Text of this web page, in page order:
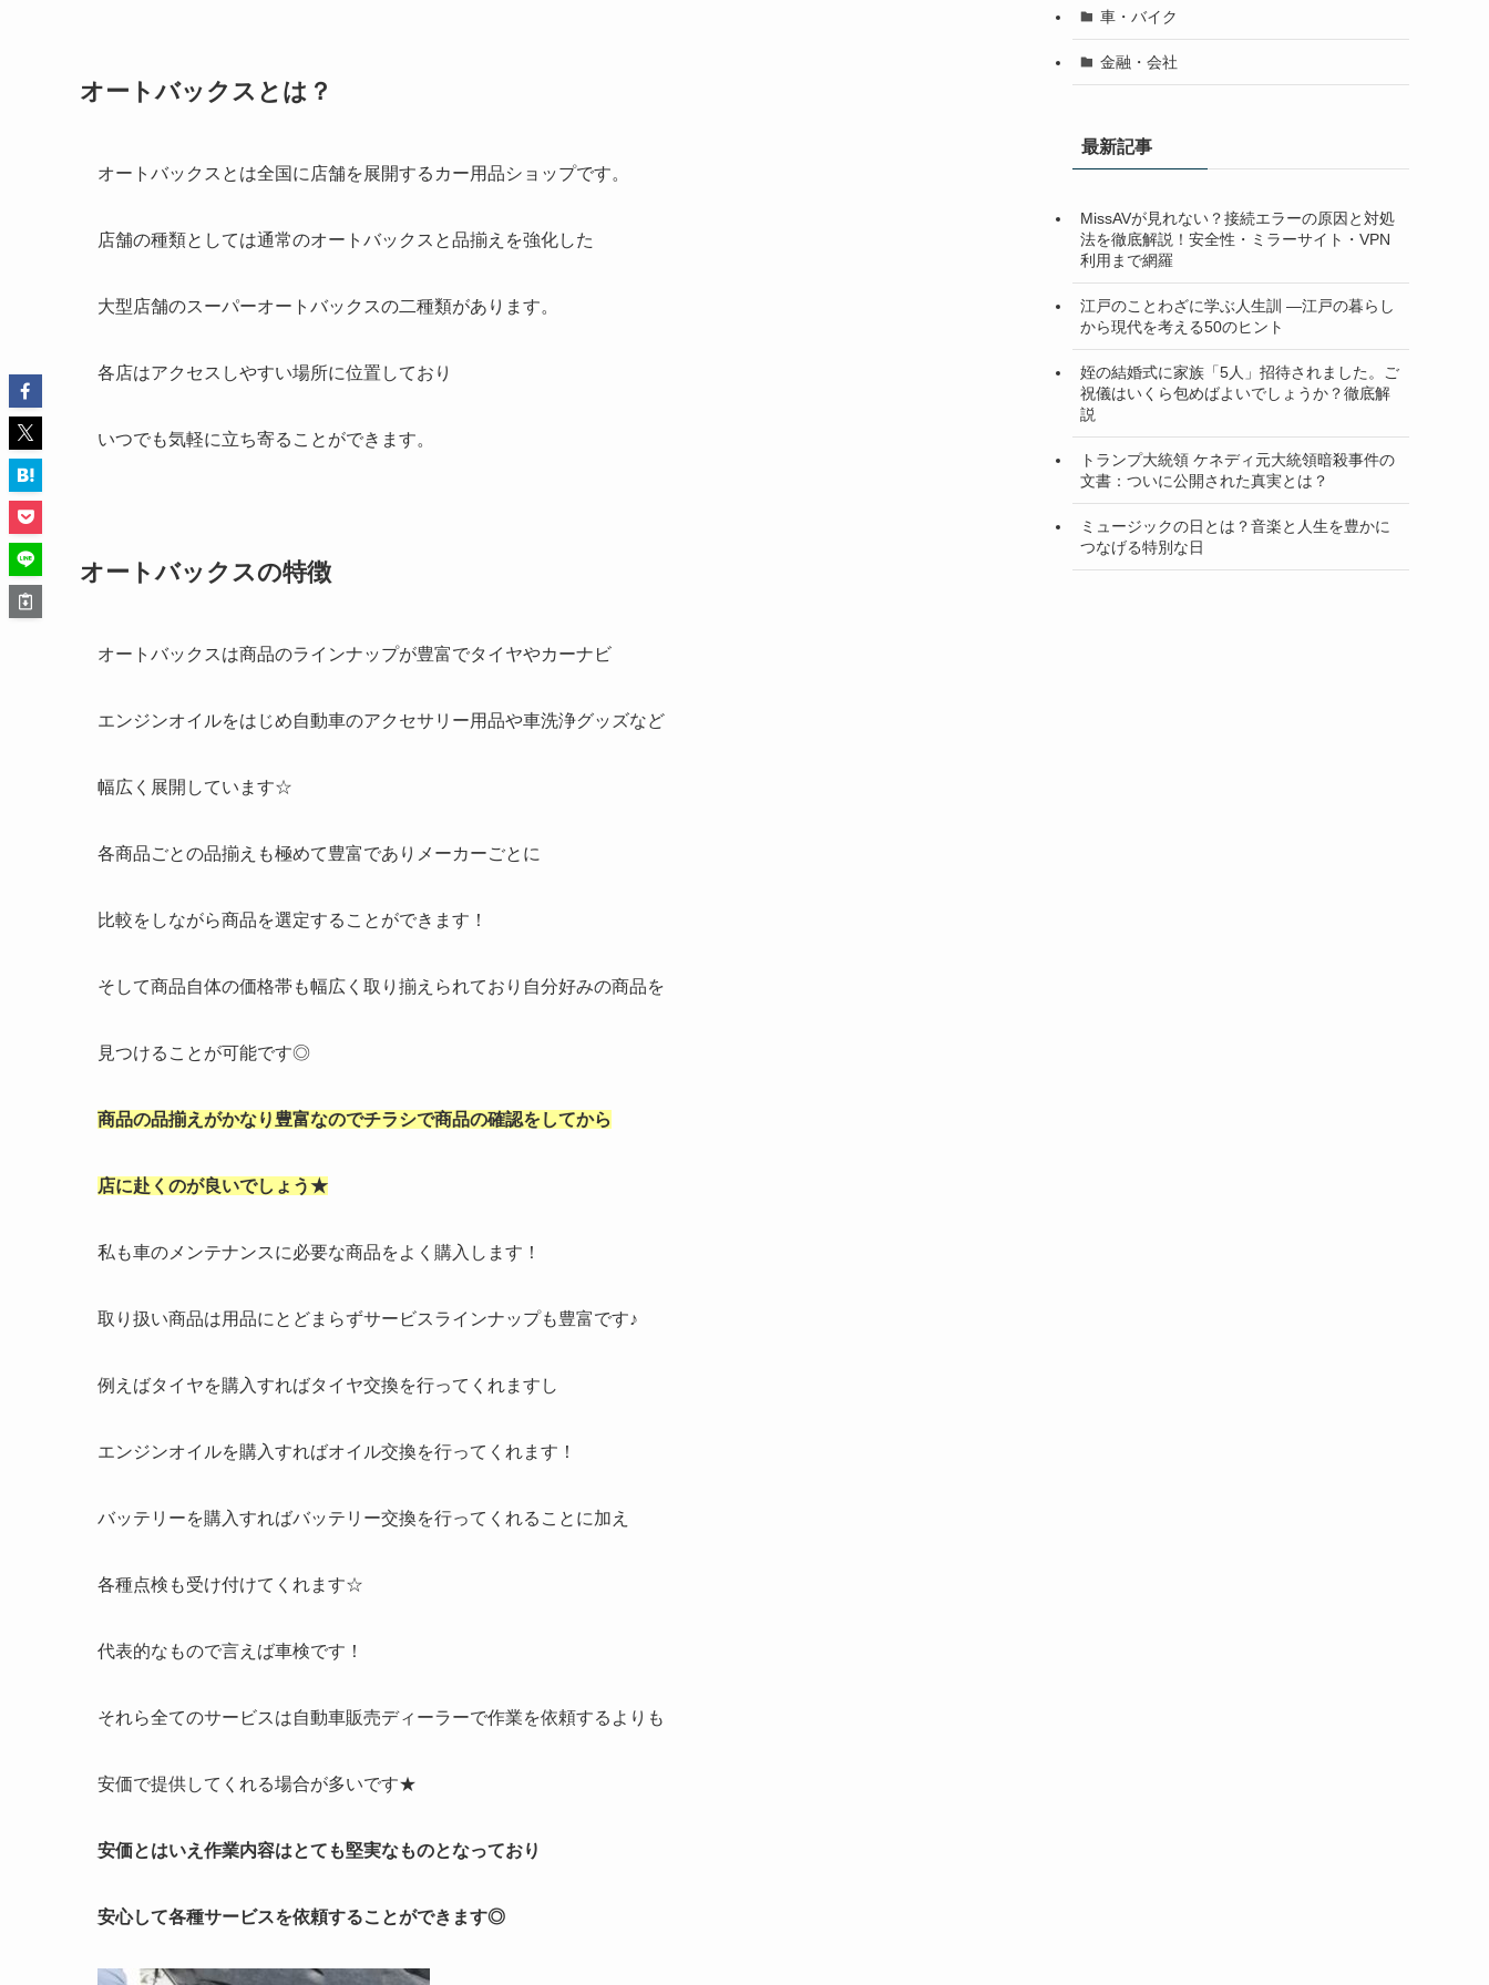
オートバックスとは？
オートバックスとは全国に店舗を展開するカー用品ショップです。
店舗の種類としては通常のオートバックスと品揃えを強化した
大型店舗のスーパーオートバックスの二種類があります。
各店はアクセスしやすい場所に位置しており
いつでも気軽に立ち寄ることができます。
オートバックスの特徴
オートバックスは商品のラインナップが豊富でタイヤやカーナビ
エンジンオイルをはじめ自動車のアクセサリー用品や車洗浄グッズなど
幅広く展開しています☆
各商品ごとの品揃えも極めて豊富でありメーカーごとに
比較をしながら商品を選定することができます！
そして商品自体の価格帯も幅広く取り揃えられており自分好みの商品を
見つけることが可能です◎
商品の品揃えがかなり豊富なのでチラシで商品の確認をしてから
店に赴くのが良いでしょう★
私も車のメンテナンスに必要な商品をよく購入します！
取り扱い商品は用品にとどまらずサービスラインナップも豊富です♪
例えばタイヤを購入すればタイヤ交換を行ってくれますし
エンジンオイルを購入すればオイル交換を行ってくれます！
バッテリーを購入すればバッテリー交換を行ってくれることに加え
各種点検も受け付けてくれます☆
代表的なもので言えば車検です！
それら全てのサービスは自動車販売ディーラーで作業を依頼するよりも
安価で提供してくれる場合が多いです★
安価とはいえ作業内容はとても堅実なものとなっており
安心して各種サービスを依頼することができます◎
車・バイク
金融・会社
最新記事
MissAVが見れない？接続エラーの原因と対処
法を徹底解説！安全性・ミラーサイト・VPN
利用まで網羅
江戸のことわざに学ぶ人生訓 ―江戸の暮らし
から現代を考える50のヒント
姪の結婚式に家族「5人」招待されました。ご
祝儀はいくら包めばよいでしょうか？徹底解
説
トランプ大統領 ケネディ元大統領暗殺事件の
文書：ついに公開された真実とは？
ミュージックの日とは？音楽と人生を豊かに
つなげる特別な日